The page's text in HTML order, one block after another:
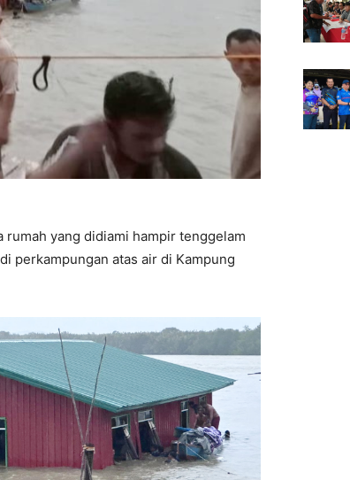
rumah yang didiami hampir tenggelam
perkampungan atas air di Kampung